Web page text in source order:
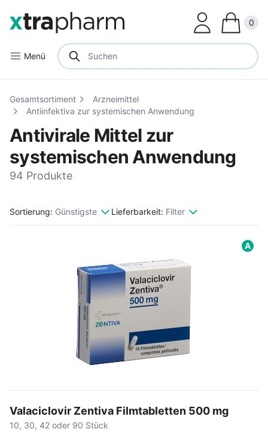
Menü
0
Gesamtsortiment
Arzneimittel
Antiinfektiva zur systemischen Anwendung
Antivirale Mittel zur
systemischen Anwendung
94 Produkte
Sortierung: Günstigste Lieferbarkeit: Filter
A
Valaciclovir Zentiva Filmtabletten 500 mg
10, 30, 42 oder 90 Stück